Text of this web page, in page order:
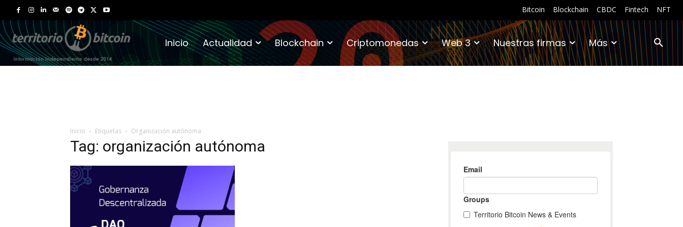
Bitcoin Blockchain CBDC Fintech NFT
Inicio Actualidad Blockchain Criptomonedas Web 3 Nuestras firmas Más
Inicio Etiquetas Organización autónoma
Tag: organización autónoma